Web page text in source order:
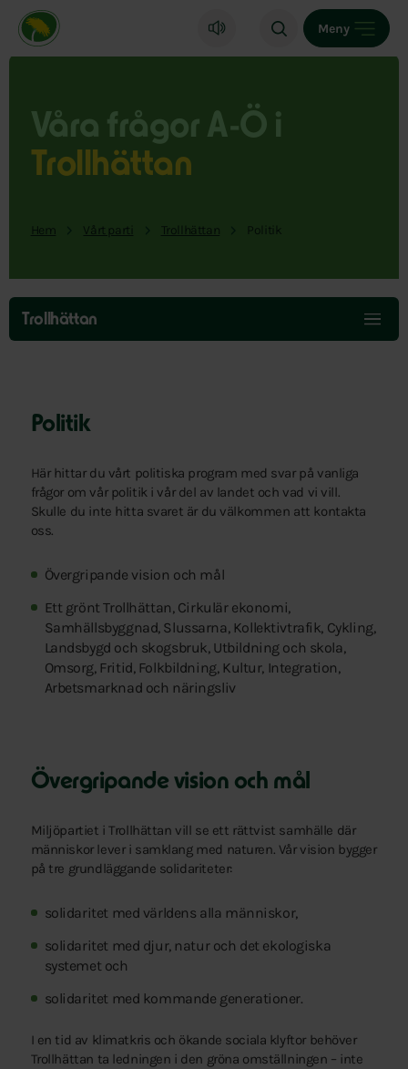
Miljöpartiet de gröna, startsida
Meny
Våra frågor A-Ö i
Trollhättan
Hem Vårt parti Trollhättan Politik
Hoppa
över
menyn
Trollhättan
Politik
Här hittar du vårt politiska program med svar på vanliga
frågor om vår politik i vår del av landet och vad vi vill.
Skulle du inte hitta svaret är du välkommen att kontakta
oss.
Övergripande vision och mål
Ett grönt Trollhättan, Cirkulär ekonomi,
Samhällsbyggnad, Slussarna, Kollektivtrafik, Cykling,
Landsbygd och skogsbruk, Utbildning och skola,
Omsorg, Fritid, Folkbildning, Kultur, Integration,
Arbetsmarknad och näringsliv
Övergripande vision och mål
Miljöpartiet i Trollhättan vill se ett rättvist samhälle där
människor lever i samklang med naturen. Vår vision bygger
på tre grundläggande solidariteter:
solidaritet med världens alla människor,
solidaritet med djur, natur och det ekologiska
systemet och
solidaritet med kommande generationer.
I en tid av klimatkris och ökande sociala klyftor behöver
Trollhättan ta ledningen i den gröna omställningen – inte